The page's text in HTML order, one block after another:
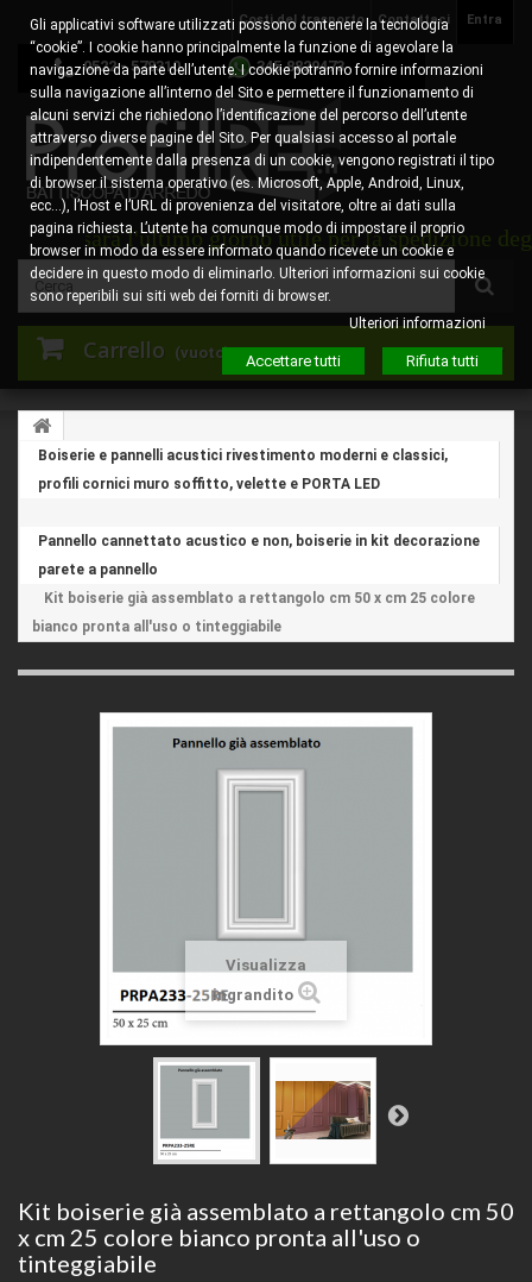
Entra
Contattaci
Costi del trasporto
0522 - 578310 345.8829473
Carrello (vuoto)
sarà l'ultimo giorno utile per la spedizione degli
Boiserie e pannelli acustici rivestimento moderni e classici,
profili cornici muro soffitto, velette e PORTA LED
Pannello cannettato acustico e non, boiserie in kit decorazione
parete a pannello
Kit boiserie già assemblato a rettangolo cm 50 x cm 25 colore
bianco pronta all'uso o tinteggiabile
Visualizza
ingrandito
Kit boiserie già assemblato a rettangolo cm 50
x cm 25 colore bianco pronta all'uso o
tinteggiabile
Gli applicativi software utilizzati possono contenere la tecnologia
“cookie”. I cookie hanno principalmente la funzione di agevolare la
navigazione da parte dell’utente. I cookie potranno fornire informazioni
sulla navigazione all’interno del Sito e permettere il funzionamento di
alcuni servizi che richiedono l’identificazione del percorso dell’utente
attraverso diverse pagine del Sito. Per qualsiasi accesso al portale
indipendentemente dalla presenza di un cookie, vengono registrati il tipo
di browser il sistema operativo (es. Microsoft, Apple, Android, Linux,
ecc…), l’Host e l’URL di provenienza del visitatore, oltre ai dati sulla
pagina richiesta. L’utente ha comunque modo di impostare il proprio
browser in modo da essere informato quando ricevete un cookie e
decidere in questo modo di eliminarlo. Ulteriori informazioni sui cookie
sono reperibili sui siti web dei forniti di browser.
Ulteriori informazioni
Accettare tutti Rifiuta tutti